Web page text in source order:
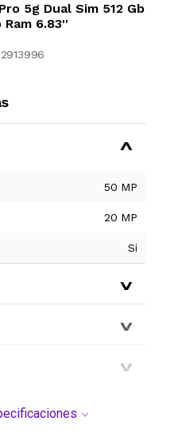
5g Dual Sim 512 Gb
Ram 6.83''
50 MP
20 MP
Si